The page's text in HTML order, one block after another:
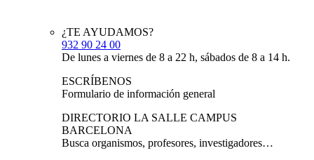
¿TE AYUDAMOS?
932 90 24 00
De lunes a viernes de 8 a 22 h, sábados de 8 a 14 h.
ESCRÍBENOS
Formulario de información general
DIRECTORIO LA SALLE CAMPUS
BARCELONA
Busca organismos, profesores, investigadores…